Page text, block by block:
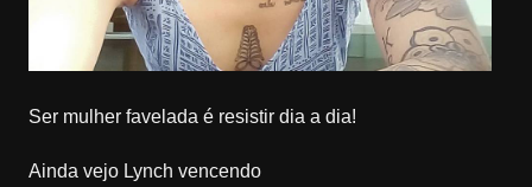
Ser mulher favelada é resistir dia a dia!
Ainda vejo Lynch vencendo